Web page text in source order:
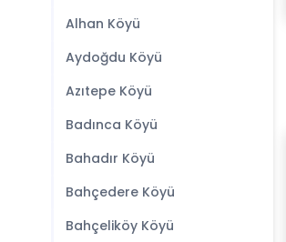
Alhan Köyü
Aydoğdu Köyü
Azıtepe Köyü
Badınca Köyü
Bahadır Köyü
Bahçedere Köyü
Bahçeliköy Köyü